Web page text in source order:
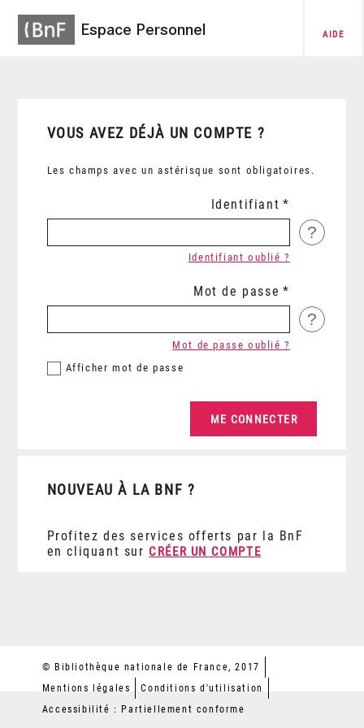
Espace Personnel AIDE
VOUS AVEZ DÉJÀ UN COMPTE ?
Les champs avec un astérisque sont obligatoires.
Identifiant
?
Identifiant oublié ?
Mot de passe
?
Afficher mot de passe
Mot de passe oublié ?
NOUVEAU À LA BNF ?
Profitez des services offerts par la BnF
en cliquant sur CRÉER UN COMPTE
© Bibliothèque nationale de France, 2017
Mentions légales
Conditions d'utilisation
Accessibilité : Partiellement conforme